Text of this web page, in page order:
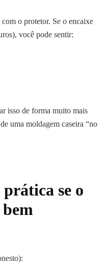
o protetor. Se o encaixe
você pode sentir:
isso de forma muito mais
uma moldagem caseira “no
se o